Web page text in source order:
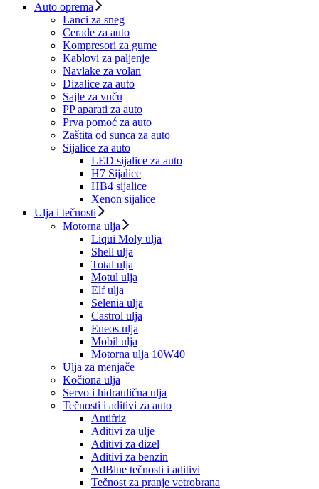
Auto oprema
Lanci za sneg
Cerade za auto
Kompresori za gume
Kablovi za paljenje
Navlake za volan
Dizalice za auto
Sajle za vuču
PP aparati za auto
Prva pomoć za auto
Zaštita od sunca za auto
Sijalice za auto
LED sijalice za auto
H7 Sijalice
HB4 sijalice
Xenon sijalice
Ulja i tečnosti
Motorna ulja
Liqui Moly ulja
Shell ulja
Total ulja
Motul ulja
Elf ulja
Selenia ulja
Castrol ulja
Eneos ulja
Mobil ulja
Motorna ulja 10W40
Ulja za menjače
Kočiona ulja
Servo i hidraulična ulja
Tečnosti i aditivi za auto
Antifriz
Aditivi za ulje
Aditivi za dizel
Aditivi za benzin
AdBlue tečnosti i aditivi
Tečnost za pranje vetrobrana